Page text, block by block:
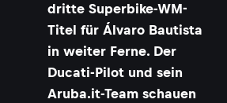
dritte Superbike-WM-
Titel für Álvaro Bautista
in weiter Ferne. Der
Ducati-Pilot und sein
Aruba.it-Team schauen